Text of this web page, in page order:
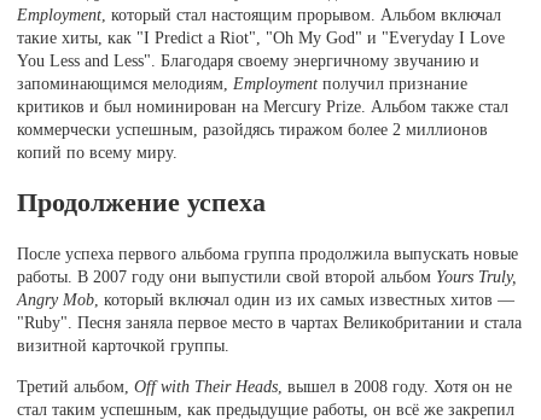
Employment, который стал настоящим прорывом. Альбом включал
такие хиты, как "I Predict a Riot", "Oh My God" и "Everyday I Love
You Less and Less". Благодаря своему энергичному звучанию и
запоминающимся мелодиям,Employment получил признание
критиков и был номинирован на Mercury Prize. Альбом также стал
коммерчески успешным, разойдясь тиражом более 2 миллионов
копий по всему миру.
Продолжение успеха
После успеха первого альбома группа продолжила выпускать новые
работы. В 2007 году они выпустили свой второй альбом Yours Truly,
Angry Mob, который включал один из их самых известных хитов —
"Ruby". Песня заняла первое место в чартах Великобритании и стала
визитной карточкой группы.
Третий альбом,Off with Their Heads , вышел в 2008 году. Хотя он не
стал таким успешным, как предыдущие работы, он всё же закрепил